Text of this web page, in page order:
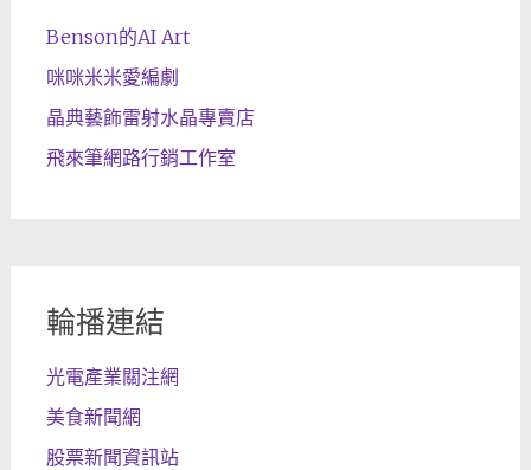
Benson的AI Art
咪咪米米愛編劇
晶典藝飾雷射水晶專賣店
飛來筆網路行銷工作室
輪播連結
光電產業關注網
美食新聞網
股票新聞資訊站